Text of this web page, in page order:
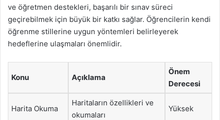
ve öğretmen destekleri, başarılı bir sınav süreci
geçirebilmek için büyük bir katkı sağlar. Öğrencilerin kendi
öğrenme stillerine uygun yöntemleri belirleyerek
hedeflerine ulaşmaları önemlidir.
Konu Açıklama
Önem
Derecesi
Harita Okuma
Haritaların özellikleri ve
okumaları
Yüksek